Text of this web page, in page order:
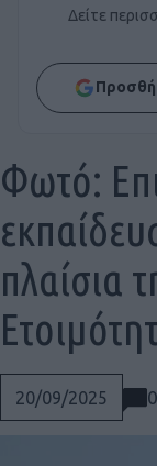
Δείτε
20/09/2025 0
Φωτό:
πλαίσια